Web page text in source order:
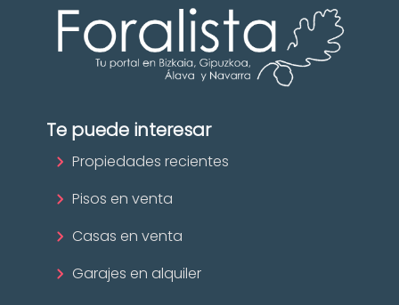
Te puede interesar
Propiedades recientes
Pisos en venta
Casas en venta
Garajes en alquiler